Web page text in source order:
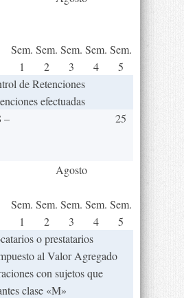
Sem.
1
Sem.
2
Sem.
3
Sem.
4
Sem.
5
de Retenciones
efectuadas
–
25
Agosto
Sem.
1
Sem.
2
Sem.
3
Sem.
4
Sem.
5
o prestatarios
al Valor Agregado
con sujetos que
clase «M»